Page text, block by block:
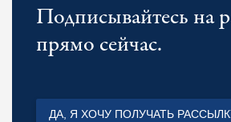
Подписывайтесь на
прямо сейчас.
ДА, Я ХОЧУ ПОЛУЧАТЬ